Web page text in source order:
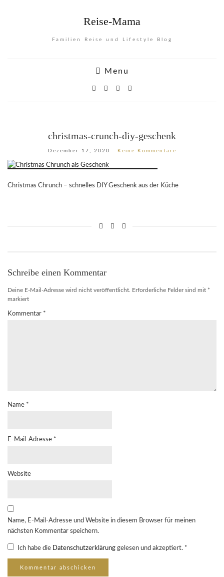
Reise-Mama
Familien Reise und Lifestyle Blog
Menu
christmas-crunch-diy-geschenk
Dezember 17, 2020 Keine Kommentare
Christmas Chrunch – schnelles DIY Geschenk aus der Küche
Schreibe einen Kommentar
Deine E-Mail-Adresse wird nicht veröffentlicht. Erforderliche Felder sind mit *
markiert
Kommentar *
Name *
E-Mail-Adresse *
Website
Name, E-Mail-Adresse und Website in diesem Browser für meinen
nächsten Kommentar speichern.
Ich habe die Datenschutzerklärung gelesen und akzeptiert. *